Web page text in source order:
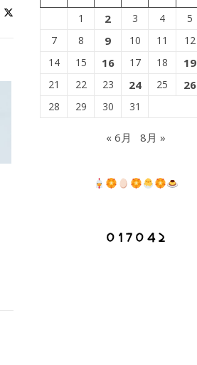
1
2 3 4 5
7
8 9 10 11 12
14
15 16 17 18 19
21 22 23 24 25 26
28
29 30 31
« 6月 8月 »